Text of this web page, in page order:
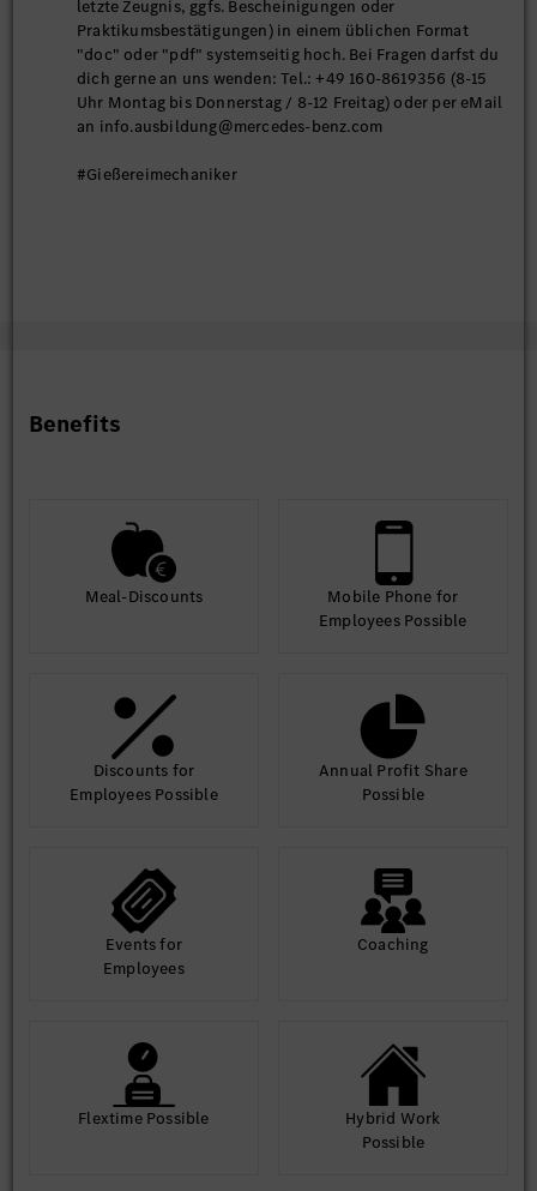
letzte Zeugnis, ggfs. Bescheinigungen oder
Praktikumsbestätigungen) in einem üblichen Format
"doc" oder "pdf" systemseitig hoch. Bei Fragen darfst du
dich gerne an uns wenden: Tel.: +49 160-8619356 (8-15
Uhr Montag bis Donnerstag / 8-12 Freitag) oder per eMail
an info.ausbildung@mercedes-benz.com
#Gießereimechaniker
Benefits
Meal-Discounts
Mobile Phone for
Employees Possible
Discounts for
Employees Possible
Annual Profit Share
Possible
Events for
Employees
Coaching
Flextime Possible
Hybrid Work
Possible